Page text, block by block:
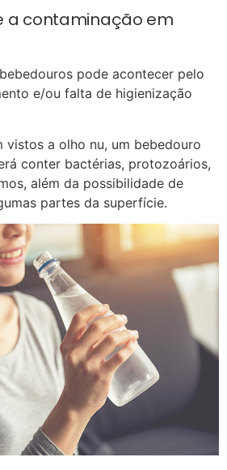
a contaminação em
pode acontecer pelo
e/ou falta de higienização
vistos a olho nu, um bebedouro
conter bactérias, protozoários,
além da possibilidade de
partes da superfície.